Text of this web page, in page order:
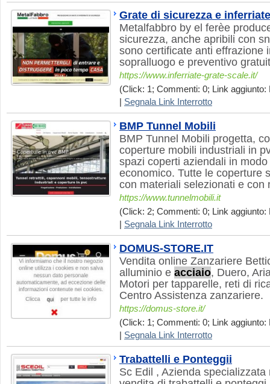
Grate di sicurezza e inferriate
Metalfabbro by el ferèe
sicurezza, anche apribili con
sono certificate anti effrazione
sopralluogo e preventivo
https://www.inferriate-grate-scale.it/
(Click: 1; Commenti: 0; Link aggiunto:
Segnala Link Interrotto
BMP Tunnel Mobili
BMP Tunnel Mobili progetta,
coperture mobili industriali in
spazi coperti aziendali in
economico. Tutte le coperture
con materiali selezionati e con
https://www.tunnelmobili.it
(Click: 2; Commenti: 0; Link aggiunto:
Segnala Link Interrotto
DOMUS-STORE.IT
Vendita online Zanzariere
alluminio e acciaio, Duero,
Motori per tapparelle, reti di
Centro Assistenza zanzariere.
https://domus-store.it/
(Click: 1; Commenti: 0; Link aggiunto:
Segnala Link Interrotto
Trabattelli e Ponteggii
Sc Edil , Azienda